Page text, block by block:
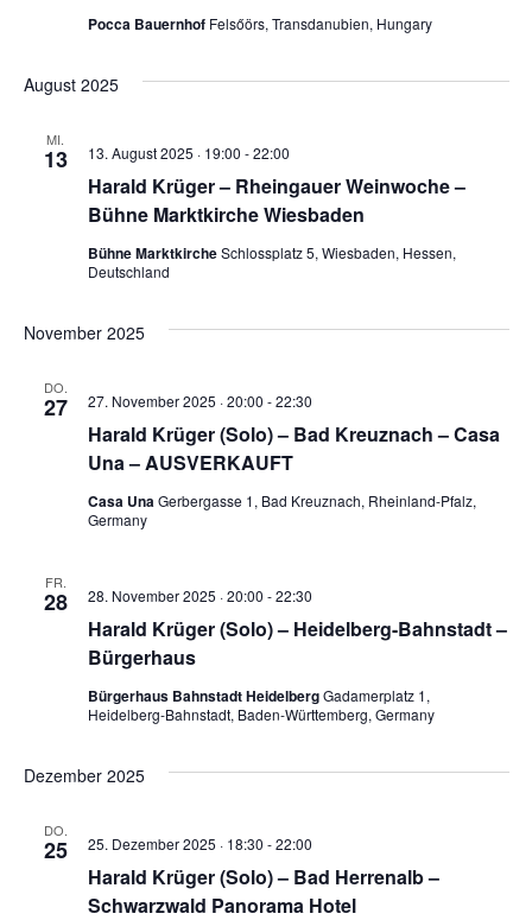
Pocca Bauernhof Felsőörs, Transdanubien, Hungary
August 2025
MI.
13
Harald Krüger – Rheingauer Weinwoche –
Bühne Marktkirche Wiesbaden
13. August 2025 · 19:00 -22:00
Bühne MarktkircheSchlossplatz 5, Wiesbaden, Hessen,
Deutschland
November 2025
DO.
27
Harald Krüger (Solo) – Bad Kreuznach – Casa
Una – AUSVERKAUFT
27. November 2025 · 20:00 -22:30
Casa UnaGerbergasse 1, Bad Kreuznach, Rheinland-Pfalz,
Germany
FR.
28
Harald Krüger (Solo) – Heidelberg-Bahnstadt –
Bürgerhaus
28. November 2025 · 20:00 -22:30
Bürgerhaus Bahnstadt HeidelbergGadamerplatz 1,
Heidelberg-Bahnstadt, Baden-Württemberg, Germany
Dezember 2025
DO.
25
Harald Krüger (Solo) – Bad Herrenalb –
Schwarzwald Panorama Hotel
25. Dezember 2025 · 18:30 -22:00